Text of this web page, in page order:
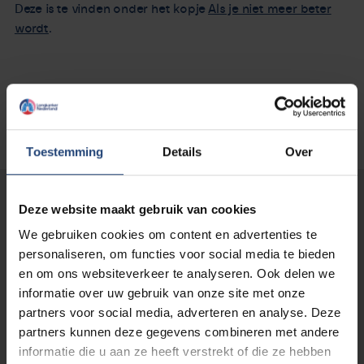
Toestemming Details Over
Deze website maakt gebruik van cookies
We gebruiken cookies om content en advertenties te
personaliseren, om functies voor social media te bieden
en om ons websiteverkeer te analyseren. Ook delen we
informatie over uw gebruik van onze site met onze
partners voor social media, adverteren en analyse. Deze
partners kunnen deze gegevens combineren met andere
informatie die u aan ze heeft verstrekt of die ze hebben
Deze is te vinden onder het kopjeAls je niet meer beter
wordt.
Lees verder...